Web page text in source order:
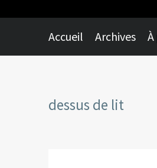
Accueil Archives
dessus de lit